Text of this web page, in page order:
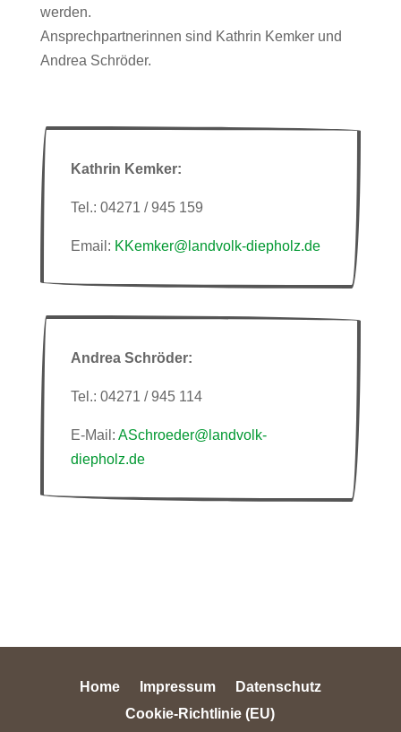
werden.
Ansprechpartnerinnen sind Kathrin Kemker und
Andrea Schröder.
Kathrin Kemker:
Tel.: 04271 / 945 159
Email: KKemker@landvolk-diepholz.de
Andrea Schröder:
Tel.: 04271 / 945 114
E-Mail: ASchroeder@landvolk-
diepholz.de
Home Impressum
Datenschutz
Cookie-Richtlinie (EU)